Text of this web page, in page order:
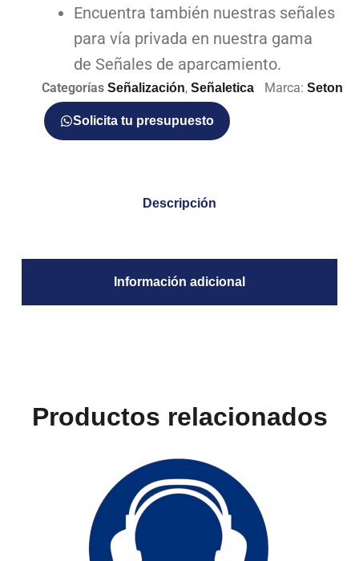
Encuentra también nuestras señales
para vía privada en nuestra gama
de Señales de aparcamiento.
Categorías Señalización, Señaletica Marca: Seton
Solicita tu presupuesto
Descripción
Información adicional
Productos relacionados